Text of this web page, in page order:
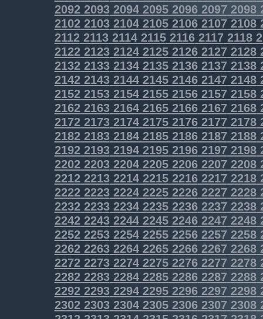
209220932094209520962097 2098
2102210321042105210621072108
2112211321142115211621172118
2122212321242125212621272128
2132213321342135213621372138
2142214321442145214621472148
2152215321542155215621572158
2162216321642165216621672168
2172217321742175217621772178
2182218321842185218621872188
2192219321942195219621972198
2202220322042205220622072208
2212221322142215221622172218
2222222322242225222622272228
2232223322342235223622372238
2242224322442245224622472248
2252225322542255225622572258
226222632264226522662267 2268
227222732274227522762277 2278
228222832284228522862287 2288
229222932294229522962297 2298
230223032304230523062307 2308